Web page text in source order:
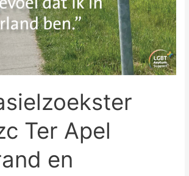
Ter Apel
en